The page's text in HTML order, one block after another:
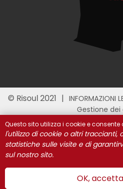
© Risoul 2021 INFORMAZIONI
Gestione dei
Questo sito utilizza i cookie e consente
l'utilizzo di cookie o altri traccianti,
statistiche sulle visite e di
sul nostro sito.
OK,